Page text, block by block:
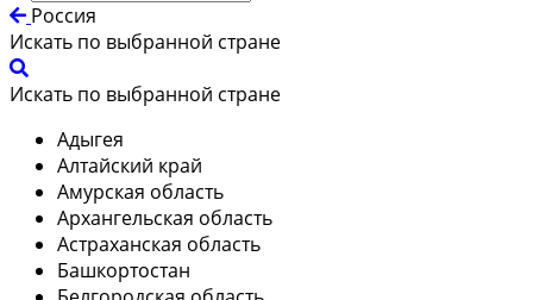
Россия
Искать по выбранной стране
Искать по выбранной стране
Адыгея
Алтайский край
Амурская область
Архангельская область
Астраханская область
Башкортостан